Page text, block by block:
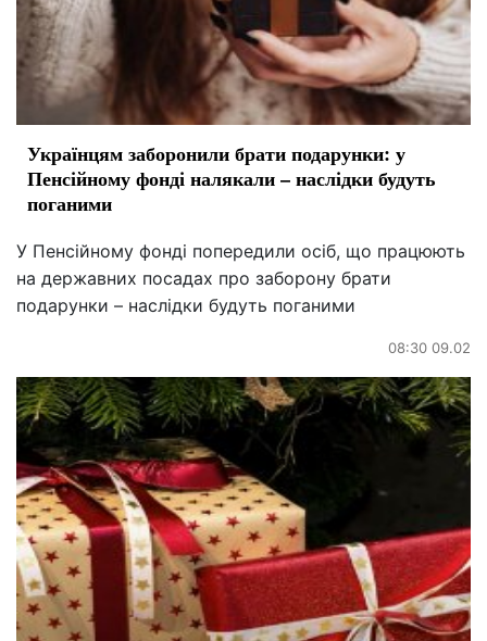
Українцям заборонили брати подарунки: у
Пенсійному фонді налякали – наслідки будуть
поганими
У Пенсійному фонді попередили осіб, що працюють
на державних посадах про заборону брати
подарунки – наслідки будуть поганими
08:30 09.02